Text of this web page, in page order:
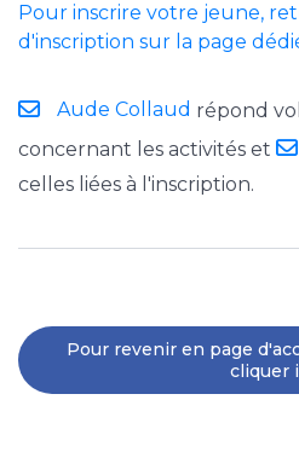
Pour inscrire votre jeune,
d'inscription sur la page
Aude Collaud répond
concernant les activités et
celles liées à l'inscription.
Pour revenir en page
cliquer